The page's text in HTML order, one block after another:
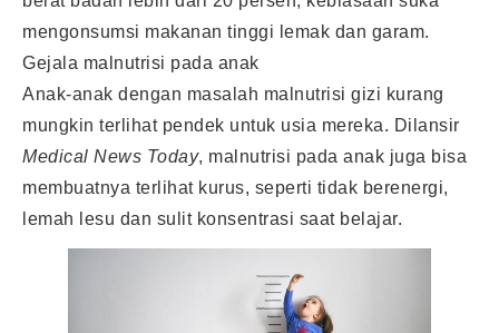
mengonsumsi makanan tinggi lemak dan garam.
Gejala malnutrisi pada anak
Anak-anak dengan masalah malnutrisi gizi kurang
mungkin terlihat pendek untuk usia mereka. Dilansir
Medical News Today, malnutrisi pada anak juga bisa
membuatnya terlihat kurus, seperti tidak berenergi,
lemah lesu dan sulit konsentrasi saat belajar.